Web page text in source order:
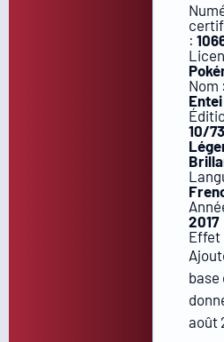
:
Nom :
Entei
10/
2017
Effet
base
août